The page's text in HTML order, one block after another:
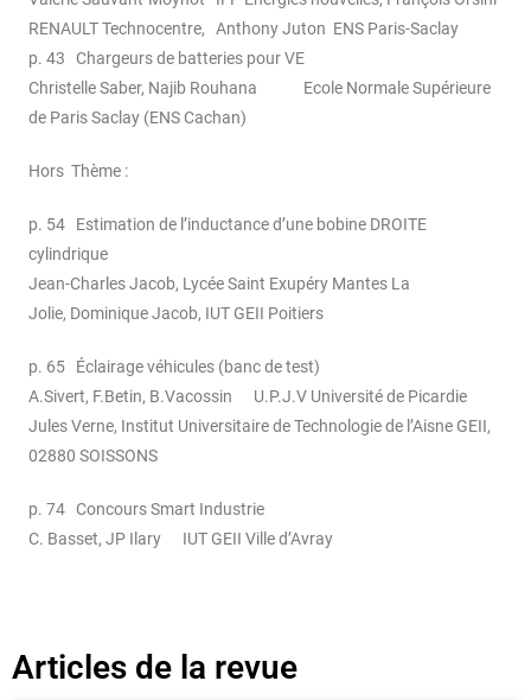
RENAULT Technocentre, Anthony Juton ENS Paris-Saclay
p. 43 Chargeurs de batteries pour VE
Christelle Saber, Najib Rouhana Ecole Normale Supérieure
de Paris Saclay (ENS Cachan)
Hors Thème :
p. 54 Estimation de l’inductance d’une bobine DROITE
cylindrique
Jean-Charles Jacob, Lycée Saint Exupéry Mantes La
Jolie, Dominique Jacob, IUT GEII Poitiers
p. 65 Éclairage véhicules (banc de test)
A.Sivert, F.Betin, B.Vacossin U.P.J.V Université de Picardie
Jules Verne, Institut Universitaire de Technologie de l’Aisne GEII,
02880 SOISSONS
p. 74 Concours Smart Industrie
C. Basset, JP Ilary IUT GEII Ville d’Avray
Articles de la revue